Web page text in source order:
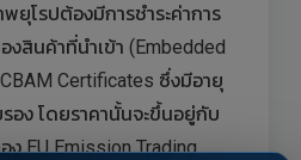
ยุโรปต้องมีการชำระค่าการ
งสินค้าที่นำเข้า (Embedded
Certificates ซึ่งมีอายุ
อง โดยราคานั้นจะขึ้นอยู่กับ
EU Emission Trading